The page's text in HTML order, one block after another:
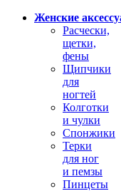
Женские
Расчески,
щетки,
фены
Щипчики
для
ногтей
Колготки
и чулки
Спонжики
Терки
для ног
и пемзы
Пинцеты